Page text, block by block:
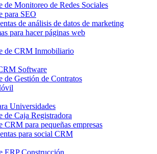
de Monitoreo de Redes Sociales
para SEO
de análisis de datos de marketing
para hacer páginas web
de CRM Inmobiliario
Software
de Gestión de Contratos
Universidades
de Caja Registradora
CRM para pequeñas empresas
para social CRM